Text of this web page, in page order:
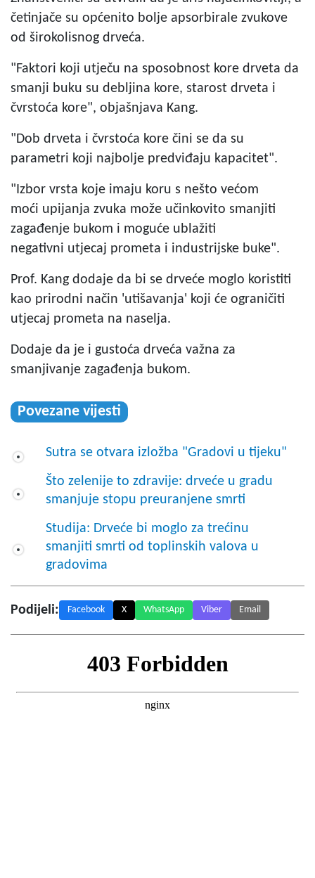
četinjače su općenito bolje apsorbirale zvukove
od širokolisnog drveća.
"Faktori koji utječu na sposobnost kore drveta da
smanji buku su debljina kore, starost drveta i
čvrstoća kore", objašnjava Kang.
"Dob drveta i čvrstoća kore čini se da su
parametri koji najbolje predviđaju kapacitet".
"Izbor vrsta koje imaju koru s nešto većom
moći upijanja zvuka može učinkovito smanjiti
zagađenje bukom i moguće ublažiti
negativni utjecaj prometa i industrijske buke".
Prof. Kang dodaje da bi se drveće moglo koristiti
kao prirodni način 'utišavanja' koji će ograničiti
utjecaj prometa na naselja.
Dodaje da je i gustoća drveća važna za
smanjivanje zagađenja bukom.
Povezane vijesti
Sutra se otvara izložba "Gradovi u tijeku"
Što zelenije to zdravije: drveće u gradu
smanjuje stopu preuranjene smrti
Studija: Drveće bi moglo za trećinu
smanjiti smrti od toplinskih valova u
gradovima
Podijeli: Facebook X WhatsApp Viber Email